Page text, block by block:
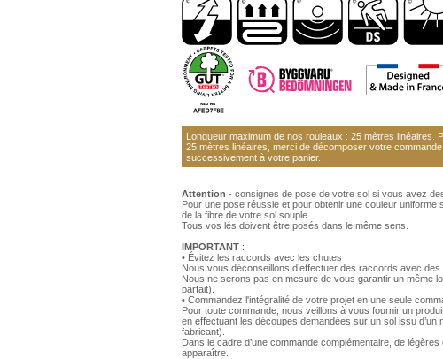
Longueur maximum de nos rouleaux : 25 mètres linéaires.
25 mètres linéaires, merci de décomposer votre
successivement à votre panier.
Attention - consignes de pose de votre sol si vous avez
Pour une pose réussie et pour obtenir une couleur
de la fibre de votre sol souple.
Tous vos lés doivent être posés dans le même sens.
IMPORTANT :
• Évitez les raccords avec les chutes :
Nous vous déconseillons d’effectuer des raccords avec
Nous ne serons pas en mesure de vous garantir un même
parfait).
• Commandez l'intégralité de votre projet en une seule
Pour toute commande, nous veillons à vous fournir un
en effectuant les découpes demandées sur un sol issu
fabricant).
Dans le cadre d’une commande complémentaire, de
apparaître.